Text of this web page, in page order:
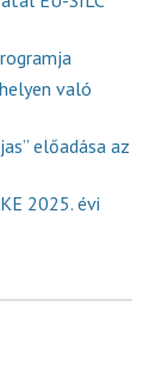
való
előadása az
2025. évi